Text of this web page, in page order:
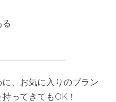
、お気に入りのブラン
ってきてもOK！